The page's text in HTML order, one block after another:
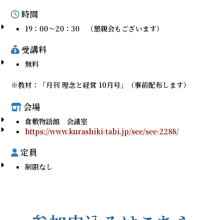
時間
19：00～20：30 （懇親会もございます）
受講料
無料
※教材：「月刊 理念と経営 10月号」（事前配布します）
会場
倉敷物語館 会議室
https://www.kurashiki-tabi.jp/see/see-2288/
定員
制限なし